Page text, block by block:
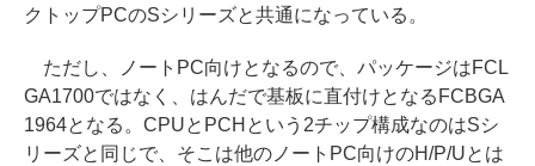
クトップPCのSシリーズと共通になっている。
ただし、ノートPC向けとなるので、パッケージはFCL
GA1700ではなく、はんだで基板に直付けとなるFCBGA
1964となる。CPUとPCHという2チップ構成なのはSシ
リーズと同じで、そこは他のノートPC向けのH/P/Uとは